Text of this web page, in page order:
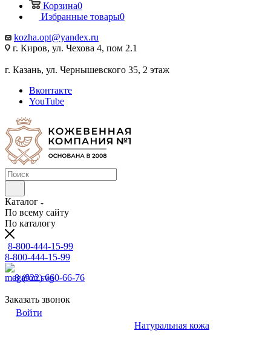
Корзина0
Избранные товары0
kozha.opt@yandex.ru
г. Киров, ул. Чехова 4, пом 2.1
г. Казань, ул. Чернышевского 35, 2 этаж
Вконтакте
YouTube
Каталог
По всему сайту
По каталогу
8-800-444-15-99
8-800-444-15-99
8 (922) 660-66-76
Заказать звонок
Войти
Натуральная кожа